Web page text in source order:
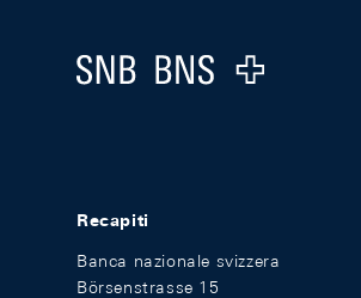
Logo
Recapiti
Banca nazionale svizzera
Börsenstrasse 15